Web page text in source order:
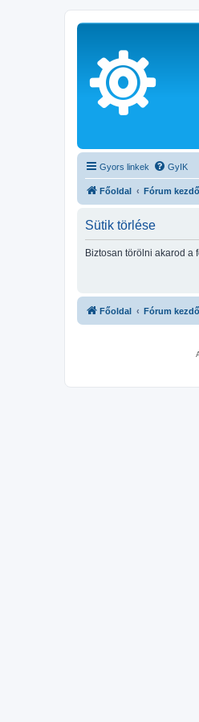
Gyors linkek GyIK
Főoldal Fórum
Sütik törlése
Biztosan törölni akarod a
Főoldal Fórum